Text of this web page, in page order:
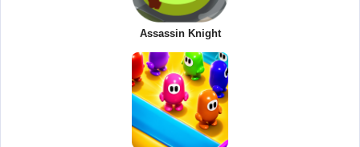
Assassin Knight